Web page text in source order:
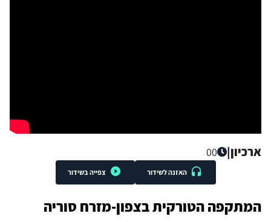
ארכיון|
00
האזנה לשידור צפייה בשידור
המתקפה הטורקית בצפון-מזרח סוריה